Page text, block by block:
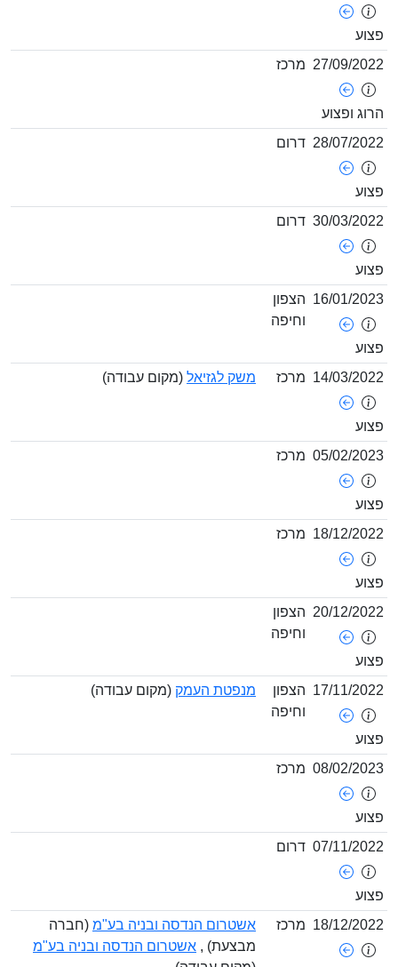
27/09/
ופצוע
מרכז
28/07/ דרום
30/03/ דרום
16/01/ הצפון
וחיפה
14/03/ מרכז משק לגזיאל(מקום עבודה)
05/02/ מרכז
18/12/ מרכז
20/12/ הצפון
וחיפה
17/11/ הצפון
וחיפה
מנפטת העמק(מקום עבודה)
08/02/ מרכז
07/11/ דרום
18/12/ מרכז אשטרום הנדסה ובניה בע"מ(חברה
מבצעת) ,אשטרום הנדסה ובניה בע"מ